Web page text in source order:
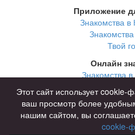
Приложение
Знакомства в
Твой
Онлайн
Знакомства
Знакомства в
Для
Этот сайт использует cookie-
ваш просмотр более
нашим сайтом, вы
cookie-